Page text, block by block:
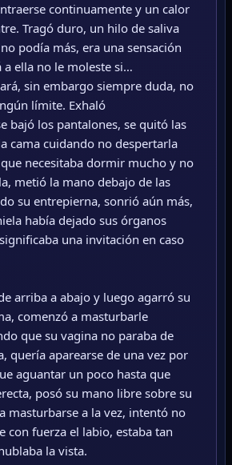
continuamente y un calor
Tragó duro, un hilo de saliva
podía más, era una sensación
ella no le moleste si…
sin embargo siempre duda, no
límite. Exhaló
bajó los pantalones, se quitó las
cama cuidando no despertarla
necesitaba dormir mucho y no
metió la mano debajo de las
su entrepierna, sonrió aún más,
había dejado sus órganos
una invitación en caso
arriba a abajo y luego agarró su
comenzó a masturbarle
que su vagina no paraba de
quería aparearse de una vez por
aguantar un poco hasta que
posó su mano libre sobre su
masturbarse a la vez, intentó no
con fuerza el labio, estaba tan
la vista.